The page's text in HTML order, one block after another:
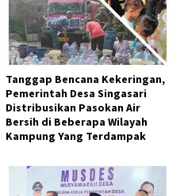
Tanggap Bencana Kekeringan,
Pemerintah Desa Singasari
Distribusikan Pasokan Air
Bersih di Beberapa Wilayah
Kampung Yang Terdampak